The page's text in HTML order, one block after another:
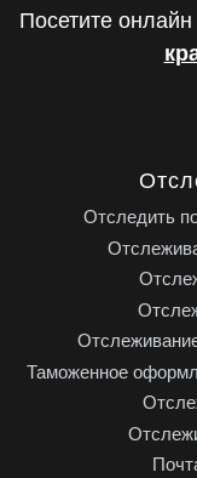
Посетите
Отследить
Таможенное